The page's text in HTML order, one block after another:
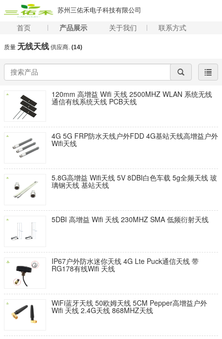
苏州三佑禾电子科技有限公司
首页 产品展示 关于我们 联系方式
质量 无线天线 供应商. (14)
120mm 高增益 Wifi 天线 2500MHZ WLAN 系统无线
通信有线系统天线 PCB天线
4G 5G FRP防水天线户外FDD 4G基站天线高增益户外
Wifi天线
5.8G高增益 Wifi天线 5V 8DBI白色车载 5g全频天线 玻
璃钢天线 基站天线
5DBI 高增益 Wifi 天线 230MHZ SMA 低频衍射天线
IP67户外防水迷你天线 4G Lte Puck通信天线 带
RG178有线Wifi 天线
WiFi蓝牙天线 50欧姆天线 5CM Pepper高增益户外
Wifi 天线 2.4G天线 868MHZ天线